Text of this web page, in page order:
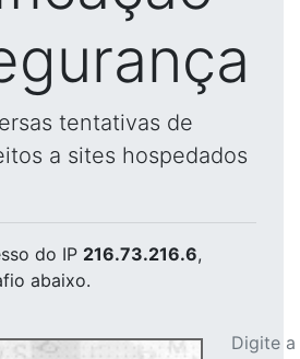
tentativas de
a sites hospedados
do IP 216.73.216.6,
abaixo.
Digite